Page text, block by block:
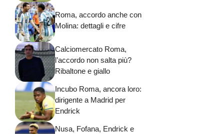
Roma, accordo anche con
Molina: dettagli e cifre
Calciomercato Roma,
l’accordo non salta più?
Ribaltone e giallo
Incubo Roma, ancora loro:
dirigente a Madrid per
Endrick
Nusa, Fofana, Endrick e